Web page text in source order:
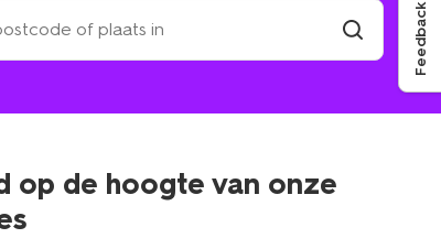
op de hoogte van onze
Feedback